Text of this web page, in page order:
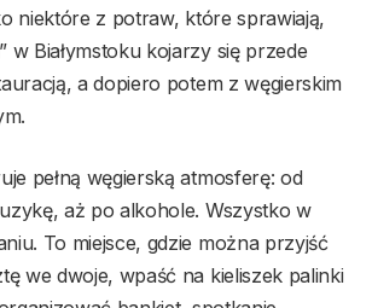
niektóre z potraw, które sprawiają,
w Białymstoku kojarzy się przede
a dopiero potem z węgierskim
pełną węgierską atmosferę: od
aż po alkohole. Wszystko w
To miejsce, gdzie można przyjść
we dwoje, wpaść na kieliszek palinki